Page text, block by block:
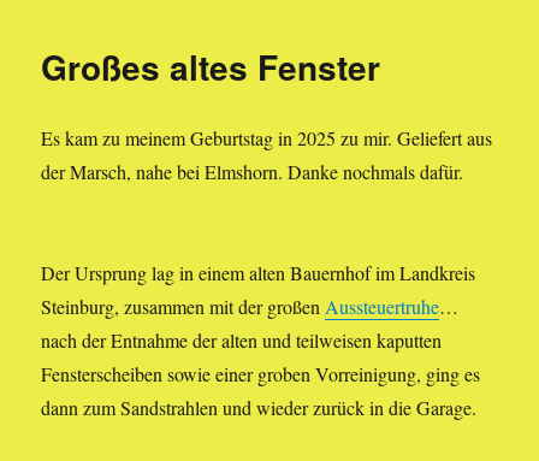
Großes altes Fenster
Es kam zu meinem Geburtstag in 2025 zu mir. Geliefert aus
der Marsch, nahe bei Elmshorn. Danke nochmals dafür.
Der Ursprung lag in einem alten Bauernhof im Landkreis
Steinburg, zusammen mit der großen Aussteuertruhe…
nach der Entnahme der alten und teilweisen kaputten
Fensterscheiben sowie einer groben Vorreinigung, ging es
dann zum Sandstrahlen und wieder zurück in die Garage.